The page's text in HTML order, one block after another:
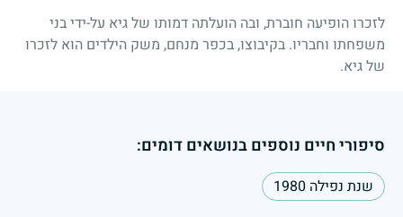
לזכרו הופיעה חוברת, ובה הועלתה דמותו של גיא על-ידי בני
משפחתו וחבריו. בקיבוצו, בכפר מנחם, משק הילדים הוא לזכרו
של גיא.
סיפורי חיים נוספים בנושאים דומים:
שנת נפילה 1980